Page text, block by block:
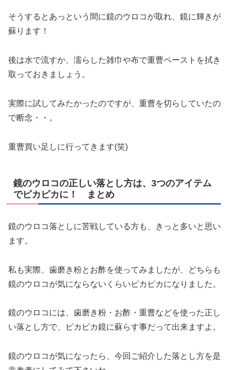
そうするとあっという間に鏡のウロコが取れ、鏡に輝きが
蘇ります！
後は水で流すか、濡らした雑巾や布で重曹ペーストを拭き
取っておきましょう。
実際に試してみたかったのですが、重曹を切らしていたの
で断念・・。
重曹買い足しに行ってきます(笑)
鏡のウロコの正しい落とし方は、3つのアイテム
でピカピカに！ まとめ
鏡のウロコ落としに苦戦している方も、きっと多いと思い
ます。
私も実際、歯磨き粉とお酢を使ってみましたが、どちらも
鏡のウロコが気にならないくらいピカピカになりました。
鏡のウロコには、歯磨き粉・お酢・重曹などを使った正し
い落とし方で、ピカピカ鏡に蘇らす事だって出来ますよ。
鏡のウロコが気になったら、今回ご紹介した落とし方を是